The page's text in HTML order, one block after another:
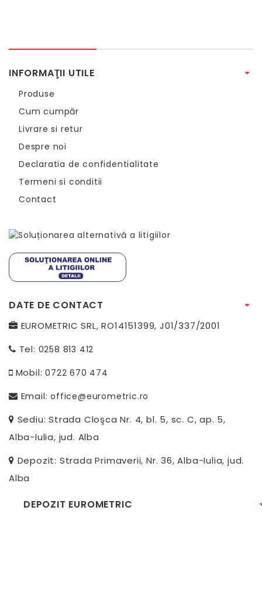
INFORMAŢII UTILE
Produse
Cum cumpăr
Livrare si retur
Despre noi
Declaratia de confidentialitate
Termeni si conditii
Contact
DATE DE CONTACT
EUROMETRIC SRL, RO14151399, J01/337/2001
Tel: 0258 813 412
Mobil:0722 670 474
Email:office@eurometric.ro
Sediu: Strada Cloşca Nr. 4, bl. 5, sc. C, ap. 5,
Alba-Iulia, jud. Alba
Depozit: Strada Primaverii, Nr. 36, Alba-Iulia, jud.
Alba
DEPOZIT EUROMETRIC